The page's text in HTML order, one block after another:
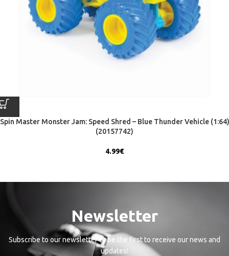
Spin Master Monster Jam: Speed Shred – Blue Thunder Vehicle (1:64)
(20157742)
4.99€
Newsletter
Subscribe to our newsletter to be the first to receive our news and
updates!